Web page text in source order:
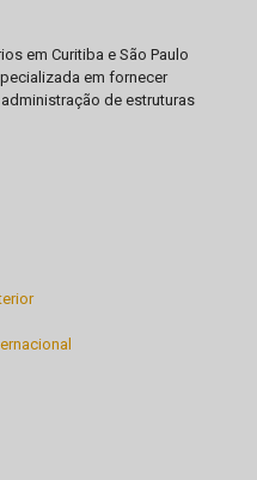
em Curitiba e São Paulo
em fornecer
de estruturas